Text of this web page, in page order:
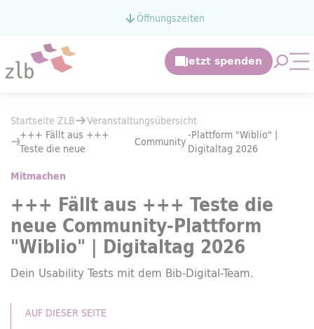
Zum Hauptinhalt springenÖffnungszeiten
Veranstaltungsübersicht
+++ Fällt aus +++ Teste die neue Community-Plattform "Wiblio" |
Sie befinden sich hier:
Startseite ZLB
Veranstaltungsübersicht
+++ Fällt aus +++
Teste die neue
Community-Plattform "Wiblio" |
Digitaltag 2026
Mitmachen
+++ Fällt aus +++ Teste die
neue Community-Plattform
"Wiblio" | Digitaltag 2026
Dein Usability Tests mit dem Bib-Digital-Team.
AUF DIESER SEITE